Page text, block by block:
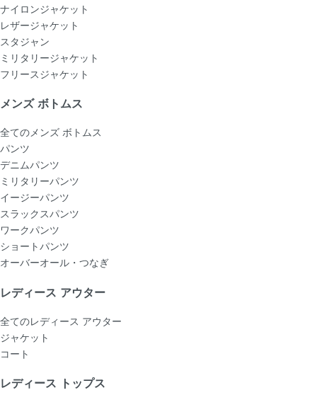
ナイロンジャケット
レザージャケット
スタジャン
ミリタリージャケット
フリースジャケット
メンズ ボトムス
全てのメンズ ボトムス
パンツ
デニムパンツ
ミリタリーパンツ
イージーパンツ
スラックスパンツ
ワークパンツ
ショートパンツ
オーバーオール・つなぎ
レディース アウター
全てのレディース アウター
ジャケット
コート
レディース トップス